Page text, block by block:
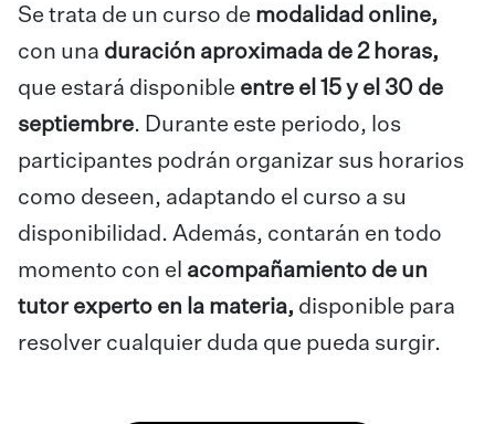
Se trata de un curso de modalidad online,
con una duración aproximada de 2 horas,
que estará disponible entre el 15 y el 30 de
septiembre. Durante este periodo, los
participantes podrán organizar sus horarios
como deseen, adaptando el curso a su
disponibilidad. Además, contarán en todo
momento con el acompañamiento de un
tutor experto en la materia, disponible para
resolver cualquier duda que pueda surgir.